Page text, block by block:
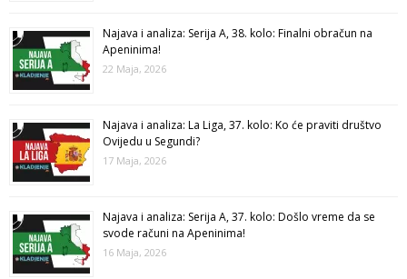
Najava i analiza: Serija A, 38. kolo: Finalni obračun na
Apeninima!
22 Maja, 2026
Najava i analiza: La Liga, 37. kolo: Ko će praviti društvo
Ovijedu u Segundi?
17 Maja, 2026
Najava i analiza: Serija A, 37. kolo: Došlo vreme da se
svode računi na Apeninima!
16 Maja, 2026